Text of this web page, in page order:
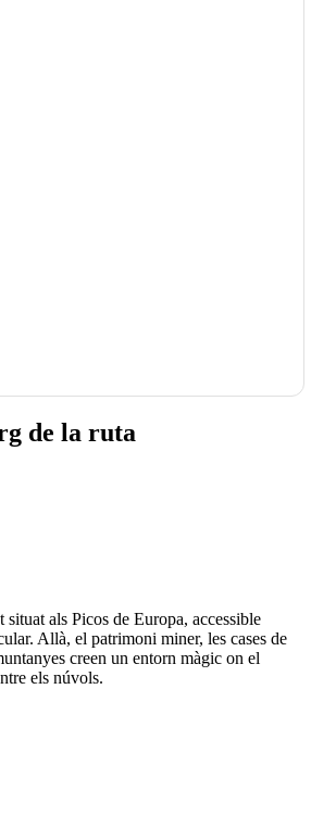
de la ruta
als Picos de Europa, accessible
Allà, el patrimoni miner, les cases de
creen un entorn màgic on el
els núvols.